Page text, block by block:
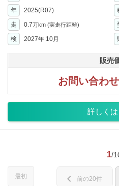
年
2025(R07)
走 0.7万km (実走行距離)
検
2027年 10月
販売
お問い合わ
詳しく
1/
最初 chevron_left 前の20件